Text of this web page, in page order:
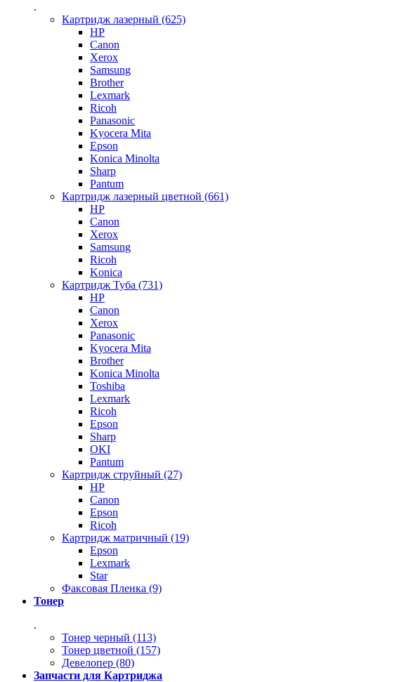
.
Картридж лазерный (625)
HP
Canon
Xerox
Samsung
Brother
Lexmark
Ricoh
Panasonic
Kyocera Mita
Epson
Konica Minolta
Sharp
Pantum
Картридж лазерный цветной (661)
HP
Canon
Xerox
Samsung
Ricoh
Konica
Картридж Туба (731)
HP
Canon
Xerox
Panasonic
Kyocera Mita
Brother
Konica Minolta
Toshiba
Lexmark
Ricoh
Epson
Sharp
OKI
Pantum
Картридж струйный (27)
HP
Canon
Epson
Ricoh
Картридж матричный (19)
Epson
Lexmark
Star
Факсовая Пленка (9)
Тонер
.
Тонер черный (113)
Тонер цветной (157)
Девелопер (80)
Запчасти для Картриджа